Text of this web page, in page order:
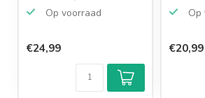
Op voorraad
€24,99
Op
€20,99